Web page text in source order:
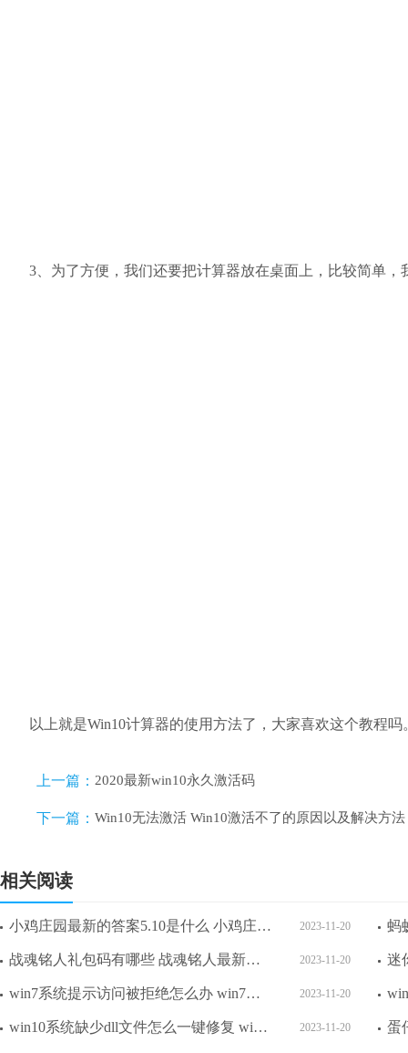
3、为了方便，我们还要把计算器放在桌面上，比较简单
以上就是Win10计算器的使用方法了，大家喜欢这个教程吗
上一篇： 2020最新win10永久激活码
下一篇： Win10无法激活 Win10激活不了的原因以及解决方法
相关阅读
小鸡庄园最新的答案5.10是什么 小鸡庄园最新答题答案2023年5月10日 2023-11-20
战魂铭人礼包码有哪些 战魂铭人最新礼包码2023 2023-11-20
win7系统提示访问被拒绝怎么办 win7系统提示访问被拒绝解决方法 2023-11-20
win10系统缺少dll文件怎么一键修复 win10系统缺少dll文件一键修复方法介绍 2023-11-20